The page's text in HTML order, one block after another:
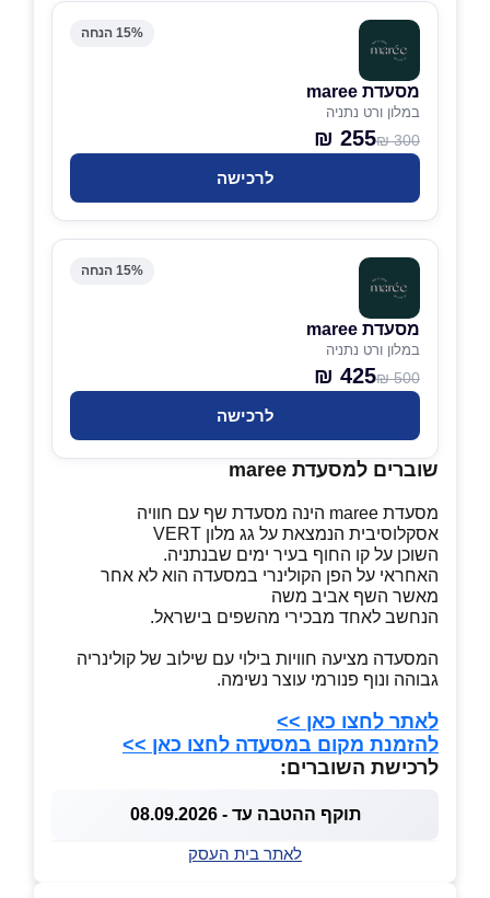
15% הנחה
מסעדת maree
במלון ורט נתניה
300 ₪
255 ₪
לרכישה
15% הנחה
מסעדת maree
במלון ורט נתניה
500 ₪
425 ₪
לרכישה
שוברים למסעדת maree
מסעדת maree הינה מסעדת שף עם חוויה
אסקלוסיבית הנמצאת על גג מלון VERT
השוכן על קו החוף בעיר ימים שבנתניה.
האחראי על הפן הקולינרי במסעדה הוא לא אחר
מאשר השף אביב משה
הנחשב לאחד מבכירי מהשפים בישראל.
המסעדה מציעה חוויות בילוי עם שילוב של קולינריה
גבוהה ונוף פנורמי עוצר נשימה.
לאתר לחצו כאן >>
להזמנת מקום במסעדה לחצו כאן >>
לרכישת השוברים:
תוקף ההטבה עד - 08.09.2026
לאתר בית העסק